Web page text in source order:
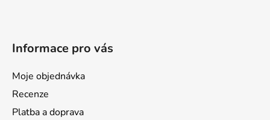
Informace pro vás
Moje objednávka
Recenze
Platba a doprava